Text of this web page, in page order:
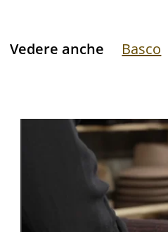
Vedere anche Basco